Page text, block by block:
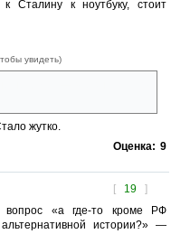
Сталину к ноутбуку, стоит
увидеть)
жутко.
Оценка: 9
[ 19 ]
вопрос «а где-то кроме РФ
истории?» —